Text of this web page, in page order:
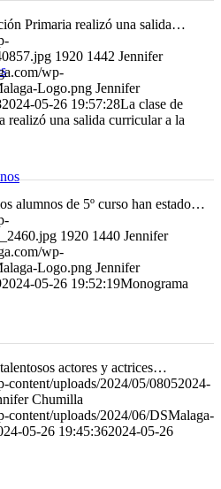
Primaria realizó una salida…
1920 1442 Jennifer
wp-
Logo.png Jennifer
2024-05-26 19:57:28La clase de
realizó una salida curricular a la
alumnos de 5º curso han estado…
1920 1440 Jennifer
wp-
Logo.png Jennifer
2024-05-26 19:52:19Monograma
actores y actrices…
content/uploads/2024/05/08052024-
Chumilla
content/uploads/2024/06/DSMalaga-
05-26 19:45:362024-05-26